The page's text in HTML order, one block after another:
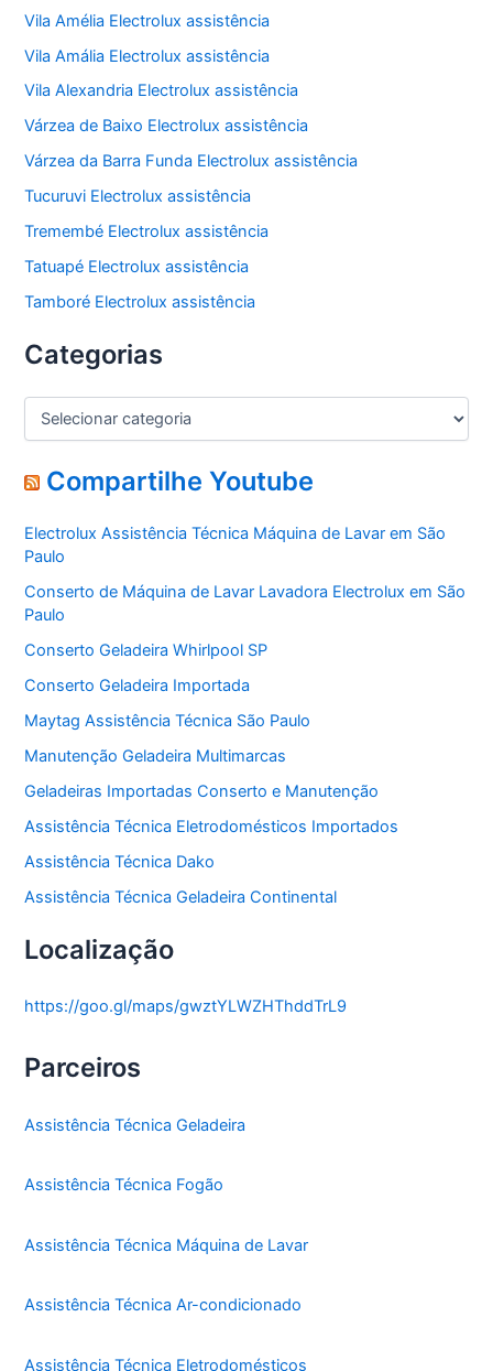
Vila Amélia Electrolux assistência
Vila Amália Electrolux assistência
Vila Alexandria Electrolux assistência
Várzea de Baixo Electrolux assistência
Várzea da Barra Funda Electrolux assistência
Tucuruvi Electrolux assistência
Tremembé Electrolux assistência
Tatuapé Electrolux assistência
Tamboré Electrolux assistência
Categorias
C
e
g
r
i
a
s
Compartilhe Youtube
Electrolux Assistência Técnica Máquina de Lavar em São
Paulo
Conserto de Máquina de Lavar Lavadora Electrolux em São
Paulo
Conserto Geladeira Whirlpool SP
Conserto Geladeira Importada
Maytag Assistência Técnica São Paulo
Manutenção Geladeira Multimarcas
Geladeiras Importadas Conserto e Manutenção
Assistência Técnica Eletrodomésticos Importados
Assistência Técnica Dako
Assistência Técnica Geladeira Continental
Localização
https://goo.gl/maps/gwztYLWZHThddTrL9
Parceiros
Assistência Técnica Geladeira
Assistência Técnica Fogão
Assistência Técnica Máquina de Lavar
Assistência Técnica Ar-condicionado
Assistência Técnica Eletrodomésticos